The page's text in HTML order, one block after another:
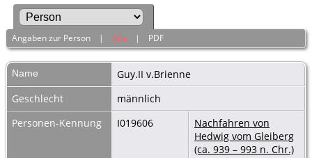
Angaben zur Person |Alle | PDF
Name Guy.II v.Brienne
Geschlecht
männlich
Personen-Kennung
I019606
Nachfahren von
Hedwig vom Gleiberg
(ca. 939 – 993 n. Chr.)